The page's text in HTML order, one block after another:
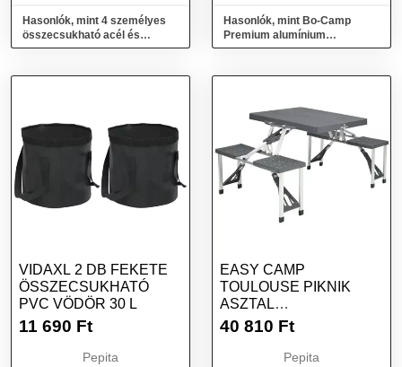
Hasonlók, mint 4 személyes
összecsukható acél és
alumínium kempingasztal
Hasonlók, mint Bo-Camp
Premium alumínium
összecsukható kempingasztal
VIDAXL 2 DB FEKETE
ÖSSZECSUKHATÓ
PVC VÖDÖR 30 L
11 690 Ft
Pepita
EASY CAMP
TOULOUSE PIKNIK
ASZTAL
ÜLŐHELYEKKEL
40 810 Ft
Pepita